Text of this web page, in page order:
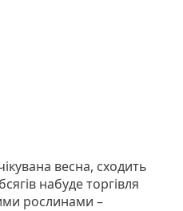
весна, сходить
набуде торгівля
рослинами –